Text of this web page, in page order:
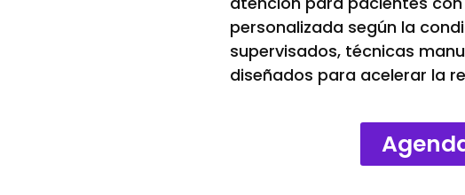
personalizada según la
supervisados, técnicas
diseñados para acelerar la